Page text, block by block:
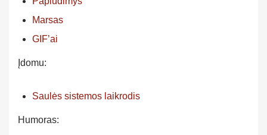
Marsas
GIF’ai
Įdomu:
Saulės sistemos laikrodis
Humoras: